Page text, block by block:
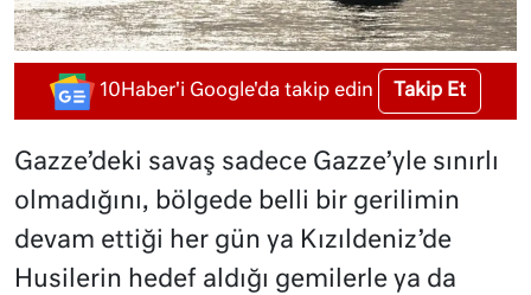
10Haber'i Google'da takip edin Takip Et
Gazze’deki savaş sadece Gazze’yle sınırlı
olmadığını, bölgede belli bir gerilimin
devam ettiği her gün ya Kızıldeniz’de
Husilerin hedef aldığı gemilerle ya da